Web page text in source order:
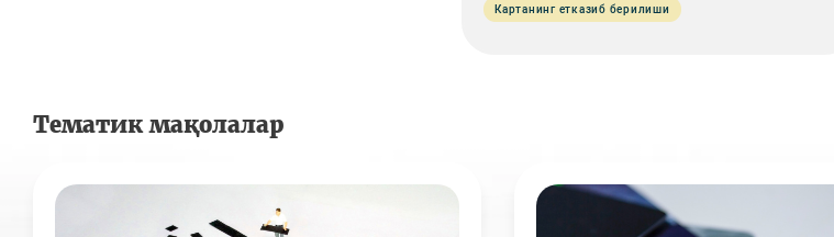
Картанинг етказиб берилиши
Тематик мақолалар